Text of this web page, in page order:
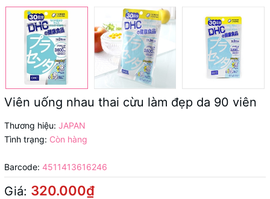
Viên uống nhau thai cừu làm đẹp da 90 viên
Thương hiệu: JAPAN
Tình trạng: Còn hàng
Barcode: 4511413616246
Giá: 320.000₫